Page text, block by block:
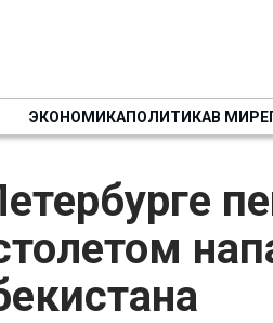
ЭКОНОМИКАПОЛИТИКАВ МИРЕ